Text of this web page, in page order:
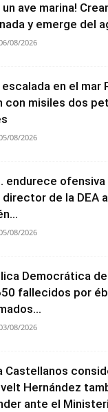
un ave marina!
y emerge del
08/2026
escalada en el mar
con misiles dos
08/2026
endurece
director de la DEA
08/2026
Democrática
fallecidos por
08/2026
Castellanos
Hernández
ante el